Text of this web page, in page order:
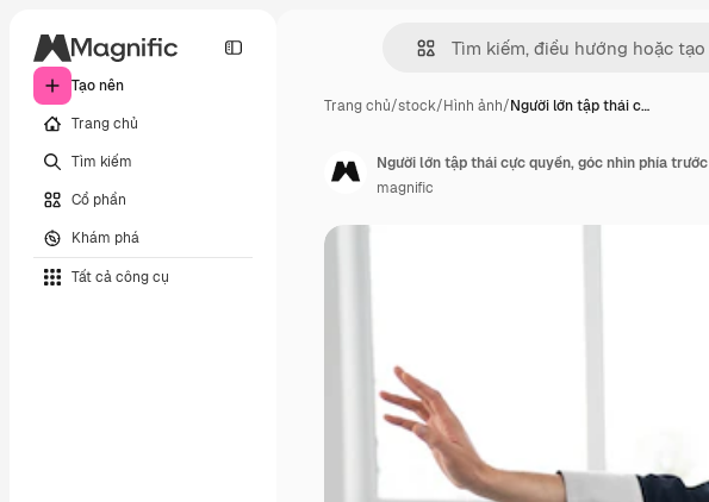
Tạo nên
Trang chủ
Tìm kiếm
Cổ phần
Khám phá
Tất cả công cụ
Trang chủ/stock/Hình ảnh/Người lớn tập thái c…
Người lớn tập thái cực quyền, góc nhìn phía trước
magnific